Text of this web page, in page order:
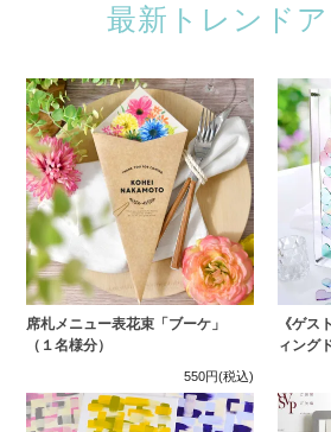
最新トレンド
席札メニュー表花束「ブーケ」
（１名様分）
550円(税込)
《ゲス
ィング